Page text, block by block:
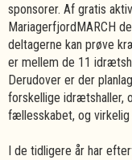
sponsorer. Af gratis
MariagerfjordMARCH
deltagerne kan prøve
er mellem de 11
Derudover er der
forskellige idrætshaller,
fællesskabet, og
I de tidligere år har